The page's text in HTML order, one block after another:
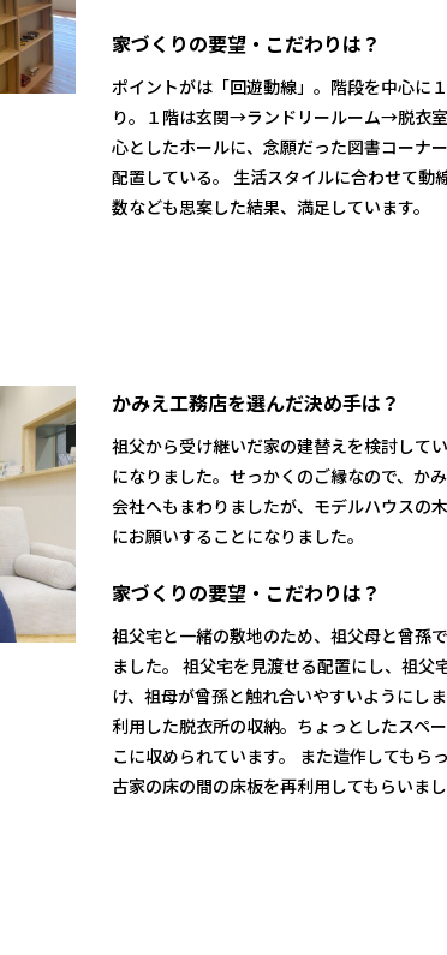
家づくりの要望・こだわりは？
ポイントがは「回遊動線」。階段を中心に
り。１階は玄関→ランドリールーム→脱衣
心としたホールに、念願だった図書コーナ
配置している。 生活スタイルに合わせて
数なども思案した結果、満足しています。
かみえ工務店を選んだ決め手は？
祖父から受け継いだ家の建替えを検討して
になりました。せっかくのご縁なので、か
会社へもまわりましたが、モデルハウスの
にお願いすることになりました。
家づくりの要望・こだわりは？
祖父宅と一緒の敷地のため、祖父母と曾孫
ました。 祖父宅を見渡せる配置にし、祖
け、祖母が曾孫と触れ合いやすいようにし
利用した脱衣所の収納。ちょっとしたスペ
こに収められています。 また造作しても
古家の床の間の床板を再利用してもらいまし